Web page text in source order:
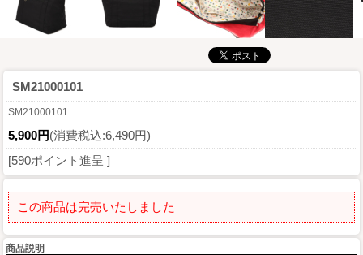
SM21000101
SM21000101
5,900円(消費税込:6,490円)
[590ポイント進呈 ]
この商品は完売いたしました
商品説明